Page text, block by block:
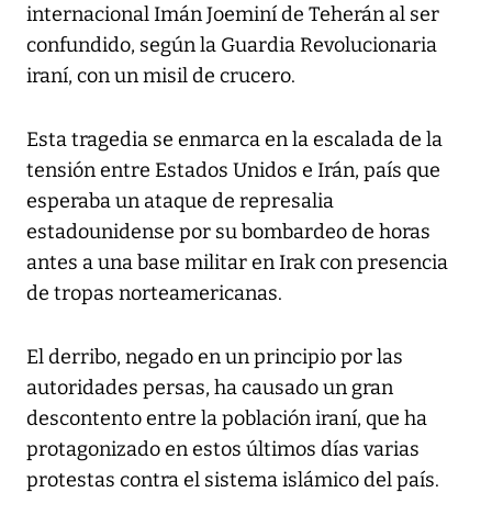
internacional Imán Joeminí de Teherán al ser
confundido, según la Guardia Revolucionaria
iraní, con un misil de crucero.
Esta tragedia se enmarca en la escalada de la
tensión entre Estados Unidos e Irán, país que
esperaba un ataque de represalia
estadounidense por su bombardeo de horas
antes a una base militar en Irak con presencia
de tropas norteamericanas.
El derribo, negado en un principio por las
autoridades persas, ha causado un gran
descontento entre la población iraní, que ha
protagonizado en estos últimos días varias
protestas contra el sistema islámico del país.